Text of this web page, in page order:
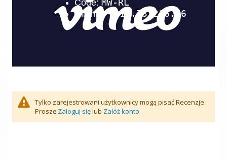
Tylko zarejestrowani użytkownicy mogą pisać Recenzje.
Proszę Zaloguj sięlub Załóż konto